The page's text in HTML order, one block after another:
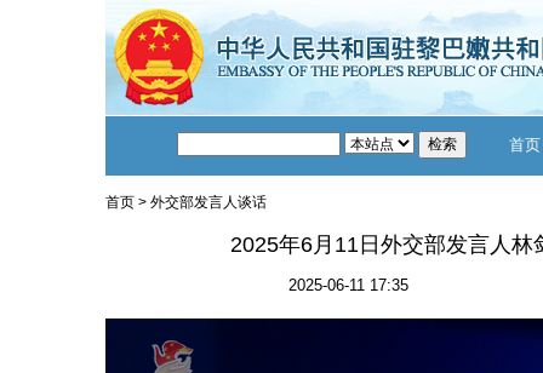
首页
首页> 外交部发言人谈话
2025年6月11日外交部发言人林
2025-06-11 17:35